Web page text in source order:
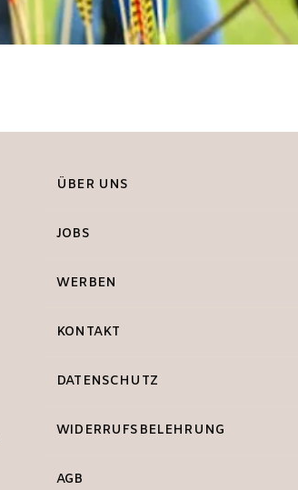
ÜBER UNS
JOBS
WERBEN
KONTAKT
DATENSCHUTZ
WIDERRUFSBELEHRUNG
AGB